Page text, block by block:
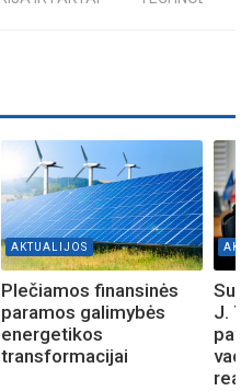
AKTUALIJOS
Plečiamos finansinės
paramos galimybės
energetikos
transformacijai
J.